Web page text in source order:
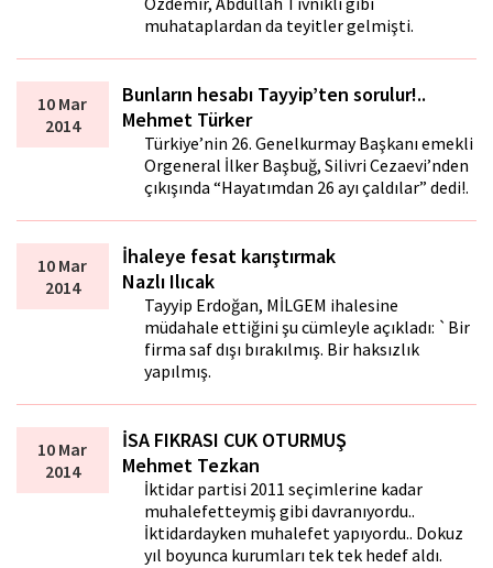
muhataplardan da teyitler gelmişti.
10 Mar
2014
Bunların hesabı Tayyip’ten sorulur!..
Mehmet Türker
Türkiye’nin 26. Genelkurmay Başkanı emekli
Orgeneral İlker Başbuğ, Silivri Cezaevi’nden
çıkışında “Hayatımdan 26 ayı çaldılar” dedi!.
10 Mar
2014
İhaleye fesat karıştırmak
Nazlı Ilıcak
Tayyip Erdoğan, MİLGEM ihalesine
müdahale ettiğini şu cümleyle açıkladı: `Bir
firma saf dışı bırakılmış. Bir haksızlık
yapılmış.
10 Mar
2014
İSA FIKRASI CUK OTURMUŞ
Mehmet Tezkan
İktidar partisi 2011 seçimlerine kadar
muhalefetteymiş gibi davranıyordu..
İktidardayken muhalefet yapıyordu.. Dokuz
yıl boyunca kurumları tek tek hedef aldı.